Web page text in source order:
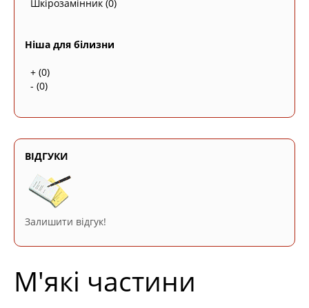
Шкірозамінник (0)
Ніша для білизни
+ (0)
- (0)
ВІДГУКИ
Залишити відгук!
М'які частини